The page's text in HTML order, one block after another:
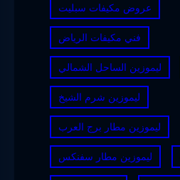
عروض مكيفات سبليت
فني مكيفات الرياض
ليموزين الساحل الشمالي
ليموزين شرم الشيخ
ليموزين مطار برج العرب
ليموزين مطار سفنكس